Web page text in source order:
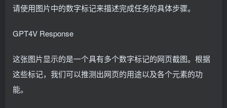
请使用图片中的数字标记来描述完成任务的具体步骤。
GPT4V Response
这张图片显示的是一个具有多个数字标记的网页截图。根据
这些标记，我们可以推测出网页的用途以及各个元素的功
能。